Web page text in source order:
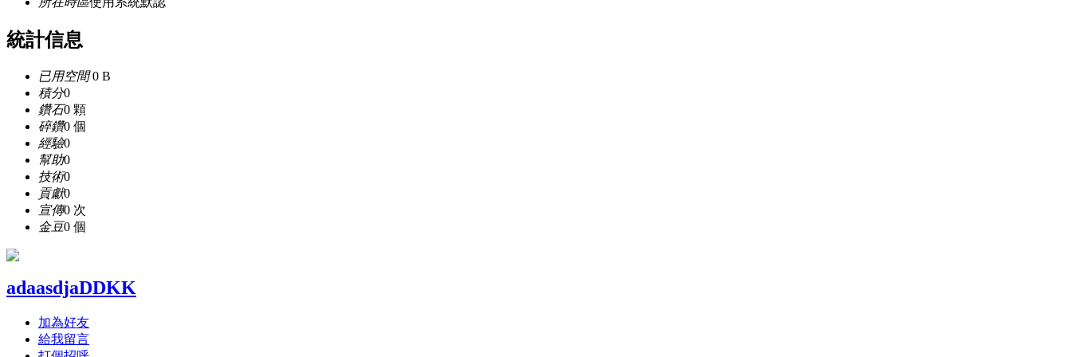
統計信息
已用空間0 B
積分0
鑽石0 顆
碎鑽0 個
經驗0
幫助0
技術0
貢獻0
宣傳0 次
金豆0 個
adaasdjaDDKK
加為好友
給我留言